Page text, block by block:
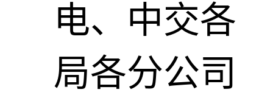
电、中交各
局各分公司